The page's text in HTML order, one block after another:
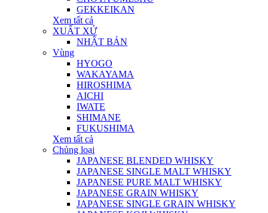
GEKKEIKAN
Xem tất cả
XUẤT XỨ
NHẬT BẢN
Vùng
HYOGO
WAKAYAMA
HIROSHIMA
AICHI
IWATE
SHIMANE
FUKUSHIMA
Xem tất cả
Chủng loại
JAPANESE BLENDED WHISKY
JAPANESE SINGLE MALT WHISKY
JAPANESE PURE MALT WHISKY
JAPANESE GRAIN WHISKY
JAPANESE SINGLE GRAIN WHISKY